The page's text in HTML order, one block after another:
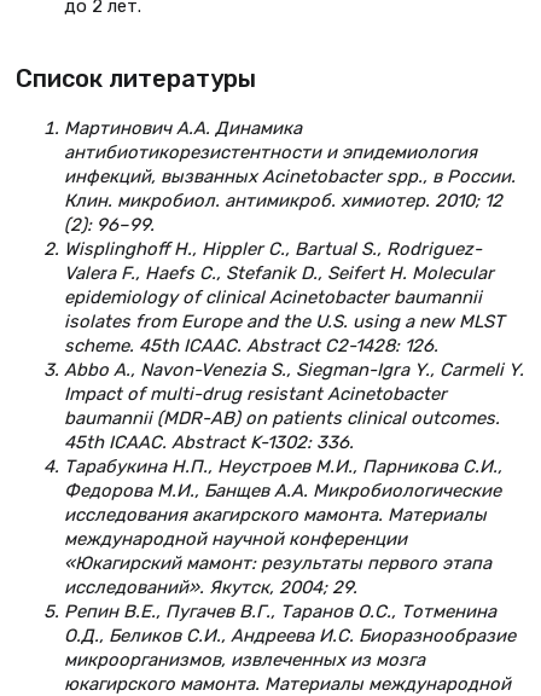
до 2 лет.
Список литературы
Мартинович А.А. Динамика
антибиотикорезистентности и эпидемиология
инфекций, вызванных Acinetobacter spp., в России.
Клин. микробиол. антимикроб. химиотер. 2010; 12
(2): 96–99.
Wisplinghoff H., Hippler C., Bartual S., Rodriguez-
Valera F., Haefs C., Stefanik D., Seifert H. Molecular
epidemiology of clinical Acinetobacter baumannii
isolates from Europe and the U.S. using a new MLST
scheme. 45th ICAAC. Abstract C2-1428: 126.
Abbo A., Navon-Venezia S., Siegman-Igra Y., Carmeli Y.
Impact of multi-drug resistant Acinetobacter
baumannii (MDR-AB) on patients clinical outcomes.
45th ICAAC. Abstract K-1302: 336.
Тарабукина Н.П., Неустроев М.И., Парникова С.И.,
Федорова М.И., Банщев А.А. Микробиологические
исследования акагирского мамонта. Материалы
международной научной конференции
«Юкагирский мамонт: результаты первого этапа
исследований». Якутск, 2004; 29.
Репин В.Е., Пугачев В.Г., Таранов О.С., Тотменина
О.Д., Беликов С.И., Андреева И.С. Биоразнообразие
микроорганизмов, извлеченных из мозга
юкагирского мамонта. Материалы международной